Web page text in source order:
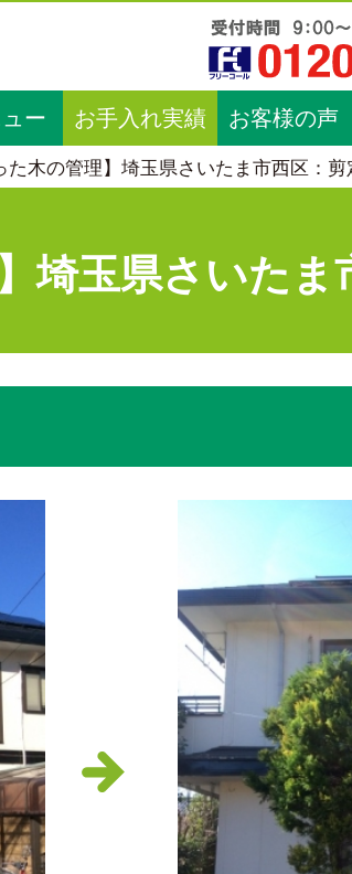
ー お手入れ実績 お客様の声
た木の管理】埼玉県さいたま市西区：剪
埼玉県さいたま